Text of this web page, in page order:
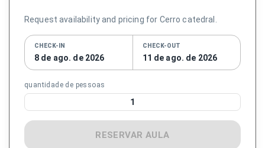
Request availability and pricing for Cerro catedral.
CHECK-IN
8 de ago. de 2026
CHECK-OUT
11 de ago. de 2026
quantidade de pessoas
1
RESERVAR AULA